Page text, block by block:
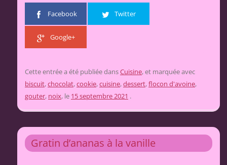
Facebook Twitter
Google+
Cette entrée a été publiée dansCuisine, et marquée avec
biscuit,chocolat,cookie,cuisine,dessert,flocon d'avoine,
gouter, noix, le 15 septembre 2021 .
Gratin d’ananas à la vanille